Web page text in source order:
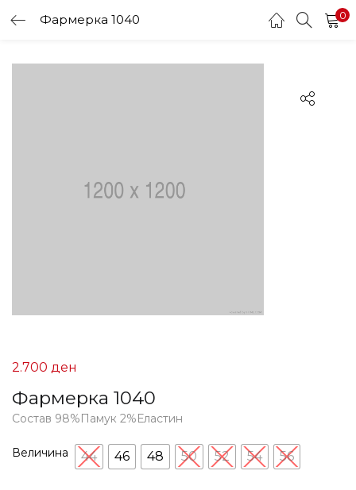
Фармерка 1040 0
Фармерка 1040
2.700 ден
Состав 98%Памук 2%Еластин
Величина 44 46 48 50 52 54 56
LOGIN
Remember me